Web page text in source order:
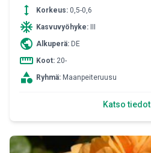
height Korkeus: 0,5-0,6
ac_unit Kasvuvyöhyke:
public Alkuperä: DE
straighten Koot: 20-
category Ryhmä: Maanpeiteruusu
Katso tiedot